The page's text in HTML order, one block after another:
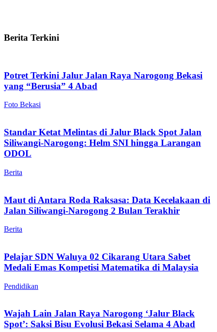
Berita Terkini
Potret Terkini Jalur Jalan Raya Narogong Bekasi
yang “Berusia” 4 Abad
Foto Bekasi
Standar Ketat Melintas di Jalur Black Spot Jalan
Siliwangi-Narogong: Helm SNI hingga Larangan
ODOL
Berita
Maut di Antara Roda Raksasa: Data Kecelakaan di
Jalan Siliwangi-Narogong 2 Bulan Terakhir
Berita
Pelajar SDN Waluya 02 Cikarang Utara Sabet
Medali Emas Kompetisi Matematika di Malaysia
Pendidikan
Wajah Lain Jalan Raya Narogong ‘Jalur Black
Spot’: Saksi Bisu Evolusi Bekasi Selama 4 Abad